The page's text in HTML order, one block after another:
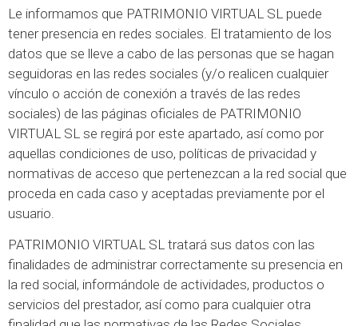
Le informamos que PATRIMONIO VIRTUAL SL puede
tener presencia en redes sociales. El tratamiento de los
datos que se lleve a cabo de las personas que se hagan
seguidoras en las redes sociales (y/o realicen cualquier
vínculo o acción de conexión a través de las redes
sociales) de las páginas oficiales de PATRIMONIO
VIRTUAL SL se regirá por este apartado, así como por
aquellas condiciones de uso, políticas de privacidad y
normativas de acceso que pertenezcan a la red social que
proceda en cada caso y aceptadas previamente por el
usuario.
PATRIMONIO VIRTUAL SL tratará sus datos con las
finalidades de administrar correctamente su presencia en
la red social, informándole de actividades, productos o
servicios del prestador, así como para cualquier otra